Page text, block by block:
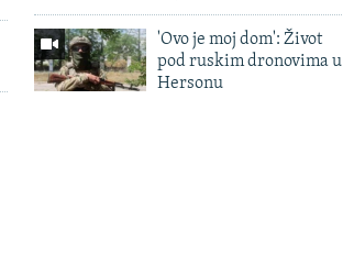
'Ovo je moj dom': Život
pod ruskim dronovima u
Hersonu